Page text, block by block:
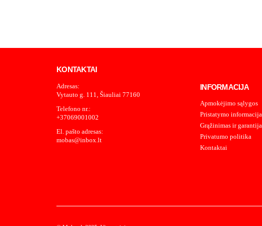
KONTAKTAI
Adresas:
Vytauto g. 111, Šiauliai 77160
Telefono nr.:
+37069001002
El. pašto adresas:
mobas@inbox.lt
INFORMACIJA
Apmokėjimo sąlygos
Pristatymo informacija
Grąžinimas ir garantija
Privatumo politika
Kontaktai